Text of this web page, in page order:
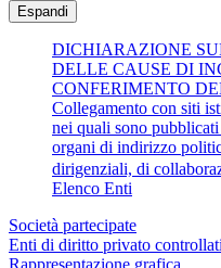
Espandi
DICHIARAZIONE
DELLE CAUSE DI
CONFERIMENTO
Collegamento con siti
nei quali sono
organi di indirizzo
dirigenziali, di
Elenco Enti
Società partecipate
Enti di diritto privato controllati
Rappresentazione grafica